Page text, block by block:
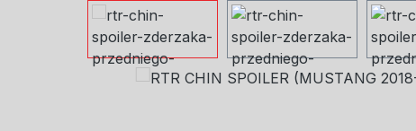
Bildergalerie überspringen